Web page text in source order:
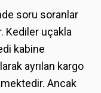
soru soranlar
Kediler uçakla
kabine
ayrılan kargo
Ancak